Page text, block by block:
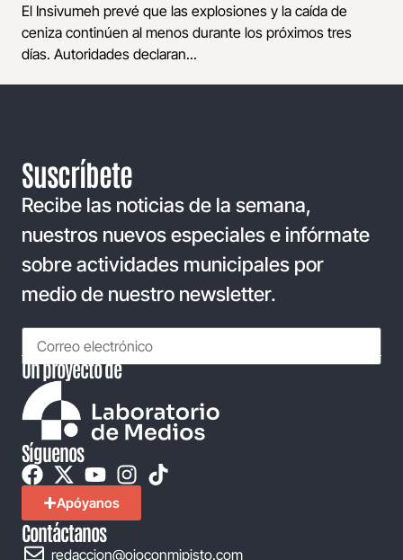
El Insivumeh prevé que las explosiones y la caída de
ceniza continúen al menos durante los próximos tres
días. Autoridades declaran...
Suscríbete
Recibe las noticias de la semana,
nuestros nuevos especiales e infórmate
sobre actividades municipales por
medio de nuestro newsletter.
Un proyecto de
Síguenos
Apóyanos
Contáctanos
redaccion@ojoconmipisto.com